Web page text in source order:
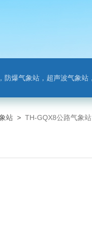
土壤墒情监测站，负氧离子监测站，微气象传感
站 > TH-GQX8公路气象站